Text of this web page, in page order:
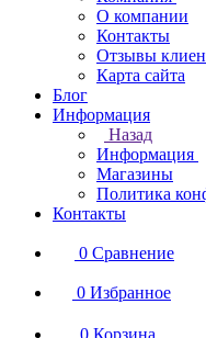
О компании
Контакты
Отзывы
Карта сайта
Блог
Информация
Назад
Информация
Магазины
Политика
Контакты
0 Сравнение
0 Избранное
0 Корзина